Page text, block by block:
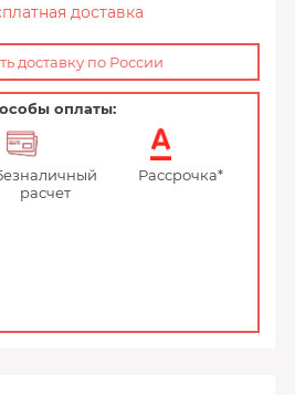
доставка
доставку по России
оплаты:
расчет
Рассрочка*